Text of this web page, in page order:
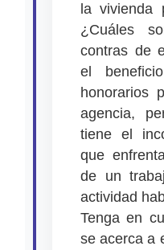
la vivienda
¿Cuáles
contras de
el
honorarios
agencia,
tiene el
que
de un
actividad
Tenga en
se acerca a